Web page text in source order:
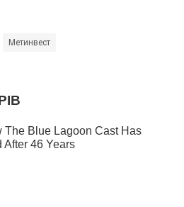
Метинвест